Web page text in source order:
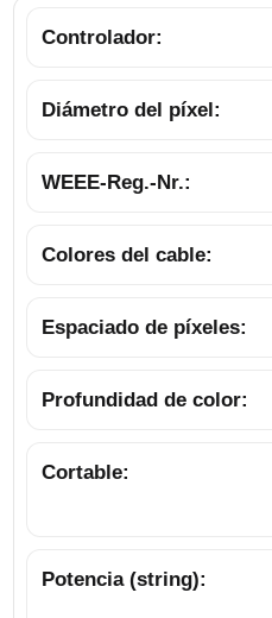
Controlador:
Diámetro del píxel:
WEEE-Reg.-Nr.:
Colores del cable:
Espaciado de píxeles:
Profundidad de color:
Cortable:
Potencia (string):